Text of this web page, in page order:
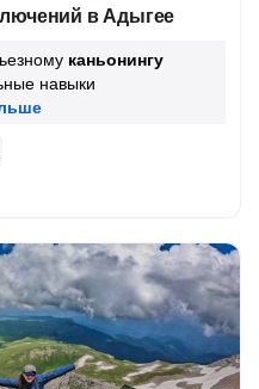
в Адыгее
каньонингу
навыки